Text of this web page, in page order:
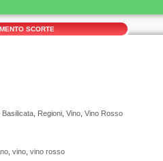
SCORTE
Basilicata Regioni Vino Vino Rosso
vino vino rosso